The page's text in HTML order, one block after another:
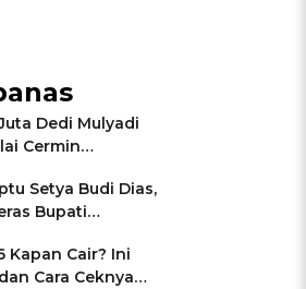
Dedi Mulyadi
Cermin
Keamanan
Setya Budi Dias,
Bupati
Kapan Cair? Ini
Cara Ceknya